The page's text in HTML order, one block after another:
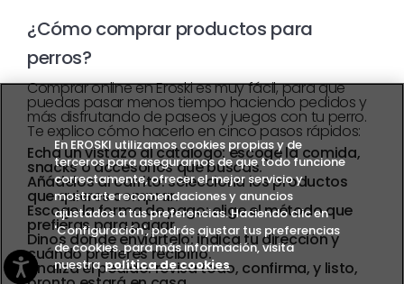
¿Cómo comprar productos para
perros?
Comprar online en Eroski es muy fácil, para que
puedas pasar menos tiempo haciendo pedidos y
más disfrutando de paseos y juegos con tu perro.
Te explico cómo hacerlo en cinco pasos rápidos:
Echa un vistazo al catálogo:escoge la comida,
snacks o accesorios que buscas.
Añádelos al carrito:selecciona los productos
que quieres comprar.
Escoge la forma de pago:elige el método que
prefieras para pagar.
Dinos dónde enviártelo:indica tu dirección y
cuándo prefieres recibirlo.
Finaliza el pedido:revisa todo, confirma, y listo,
En EROSKI utilizamos cookies propias y de
terceros para asegurarnos de que todo funcione
correctamente, ofrecer el mejor servicio y
mostrarte recomendaciones y anuncios
ajustados a tus preferencias. Haciendo clic en
'Configuración', podrás ajustar tus preferencias
de cookies. para más información, visita
nuestra política de cookies